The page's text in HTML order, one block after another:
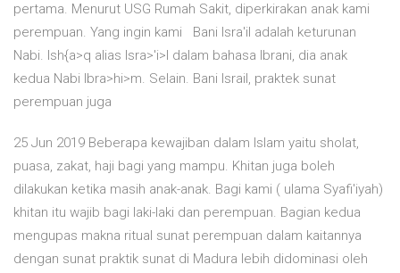
pertama. Menurut USG Rumah Sakit, diperkirakan anak kami
perempuan. Yang ingin kami Bani Isra'il adalah keturunan
Nabi. Ish{a>q alias Isra>'i>l dalam bahasa Ibrani, dia anak
kedua Nabi Ibra>hi>m. Selain. Bani Israil, praktek sunat
perempuan juga
25 Jun 2019 Beberapa kewajiban dalam Islam yaitu sholat,
puasa, zakat, haji bagi yang mampu. Khitan juga boleh
dilakukan ketika masih anak-anak. Bagi kami ( ulama Syafi'iyah)
khitan itu wajib bagi laki-laki dan perempuan. Bagian kedua
mengupas makna ritual sunat perempuan dalam kaitannya
dengan sunat praktik sunat di Madura lebih didominasi oleh